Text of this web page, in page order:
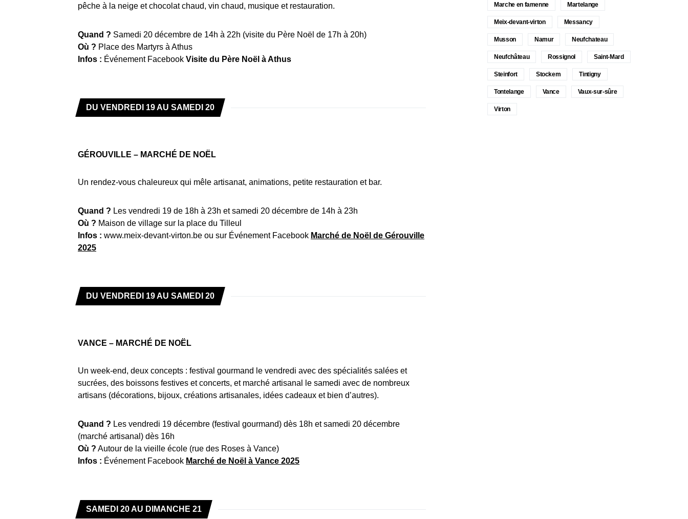
pêche à la neige et chocolat chaud, vin chaud, musique et restauration.
Quand ? Samedi 20 décembre de 14h à 22h (visite du Père Noël de 17h à 20h)
Où ? Place des Martyrs à Athus
Infos : Événement Facebook Visite du Père Noël à Athus
DU VENDREDI 19 AU SAMEDI 20
GÉROUVILLE – MARCHÉ DE NOËL
Un rendez-vous chaleureux qui mêle artisanat, animations, petite restauration et bar.
Quand ? Les vendredi 19 de 18h à 23h et samedi 20 décembre de 14h à 23h
Où ? Maison de village sur la place du Tilleul
Infos : www.meix-devant-virton.be ou sur Événement Facebook Marché de Noël de Gérouville
2025
DU VENDREDI 19 AU SAMEDI 20
VANCE – MARCHÉ DE NOËL
Un week-end, deux concepts : festival gourmand le vendredi avec des spécialités salées et
sucrées, des boissons festives et concerts, et marché artisanal le samedi avec de nombreux
artisans (décorations, bijoux, créations artisanales, idées cadeaux et bien d’autres).
Quand ? Les vendredi 19 décembre (festival gourmand) dès 18h et samedi 20 décembre
(marché artisanal) dès 16h
Où ? Autour de la vieille école (rue des Roses à Vance)
Infos : Événement Facebook Marché de Noël à Vance 2025
SAMEDI 20 AU DIMANCHE 21
Marche en famenne Martelange
Meix-devant-virton Messancy
Musson Namur Neufchateau
Neufchâteau Rossignol Saint-Mard
Steinfort Stockem Tintigny
Tontelange Vance Vaux-sur-sûre
Virton